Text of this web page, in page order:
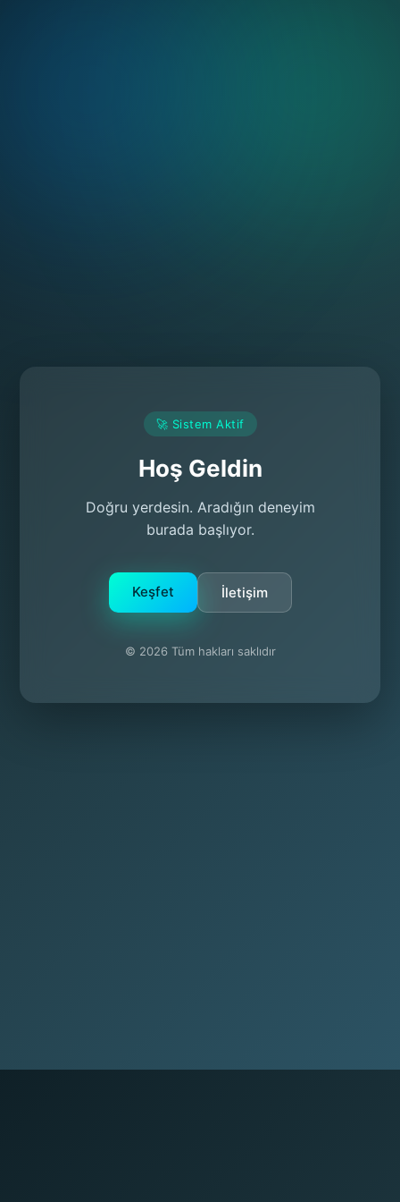
🚀 Sistem Aktif
Hoş Geldin
Doğru yerdesin. Aradığın deneyim
burada başlıyor.
Keşfet İletişim
© 2026 Tüm hakları saklıdır